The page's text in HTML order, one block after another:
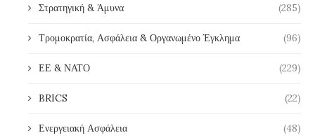
Στρατηγική & Άμυνα (285)
Τρομοκρατία, Ασφάλεια & Οργανωμένο Έγκλημα (96)
ΕΕ & ΝΑΤΟ (229)
BRICS (22)
Ενεργειακή Ασφάλεια (48)